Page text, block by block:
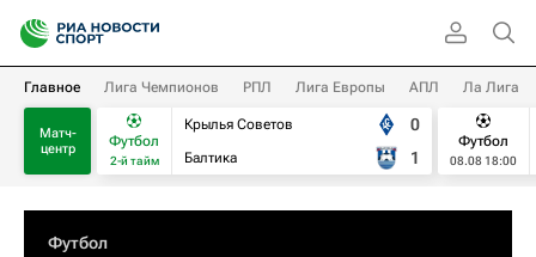
Главное Лига Чемпионов РПЛ Лига Европы АПЛ Ла Лига
Матч-
центр
Футбол
2-й тайм
Крылья Советов
Балтика
0
1
Футбол
08.08 18:00
Футбол